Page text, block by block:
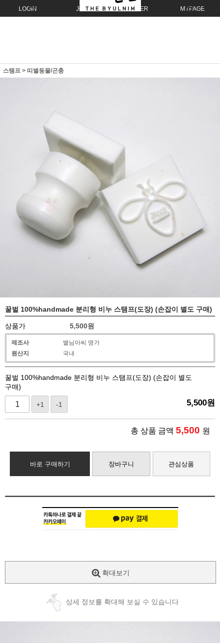
LOGIN JOIN ORDER MYPAGE
스탬프 > 띠별동물/곤충
꿀벌 100%handmade 분리형 비누 스탬프(도장) (손잡이 별도 구매)
상품가 5,500원
제조사
별님아씨 명가
원산지
국내
꿀벌 100%handmade 분리형 비누 스탬프(도장) (손잡이 별도
구매)
+1 -1 5,500원
총 상품 금액 5,500 원
바로 구매하기 장바구니 관심상품
확대보기
상세 정보를 확대해 보실 수 있습니다